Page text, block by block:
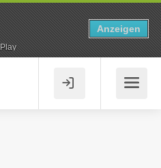
Anzeigen